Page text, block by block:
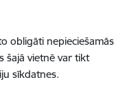
obligāti nepieciešamās
šajā vietnē var tikt
sīkdatnes.